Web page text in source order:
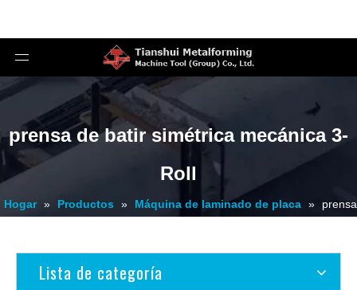
prensa de batir simétrica mecánica 3-
Roll
Hogar » Productos » Máquina de laminado de placa »
prensa
Lista de categoría